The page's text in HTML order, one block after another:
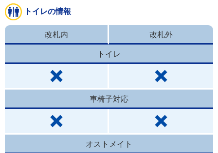
トイレの情報
改札内 改札外
トイレ
車椅子対応
オストメイト